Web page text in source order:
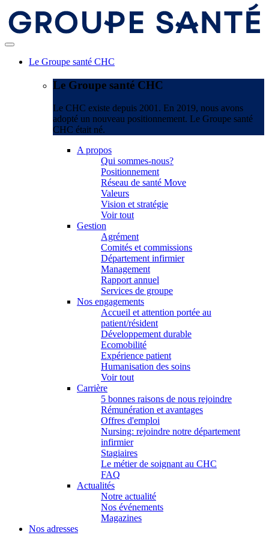
Le Groupe santé CHC
Le Groupe santé CHC
Le CHC existe depuis 2001. En 2019, nous avons
adopté un nouveau positionnement. Le Groupe santé
CHC était né.
A propos
Qui sommes-nous?
Positionnement
Réseau de santé Move
Valeurs
Vision et stratégie
Voir tout
Gestion
Agrément
Comités et commissions
Département infirmier
Management
Rapport annuel
Services de groupe
Nos engagements
Accueil et attention portée au
patient/résident
Développement durable
Ecomobilité
Expérience patient
Humanisation des soins
Voir tout
Carrière
5 bonnes raisons de nous rejoindre
Rémunération et avantages
Offres d'emploi
Nursing: rejoindre notre département
infirmier
Stagiaires
Le métier de soignant au CHC
FAQ
Actualités
Notre actualité
Nos événements
Magazines
Nos adresses